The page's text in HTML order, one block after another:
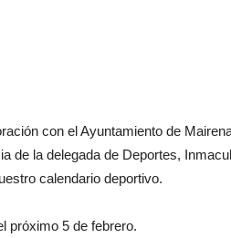
con el Ayuntamiento de
de la delegada de Deportes,
calendario deportivo.
próximo 5 de febrero.